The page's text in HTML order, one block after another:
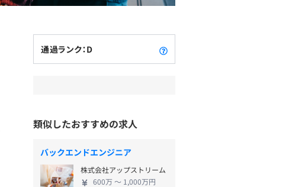
通過ランク：D
類似したおすすめの求人
バックエンドエンジニア
株式会社アップストリーム
600万 〜 1,000万円